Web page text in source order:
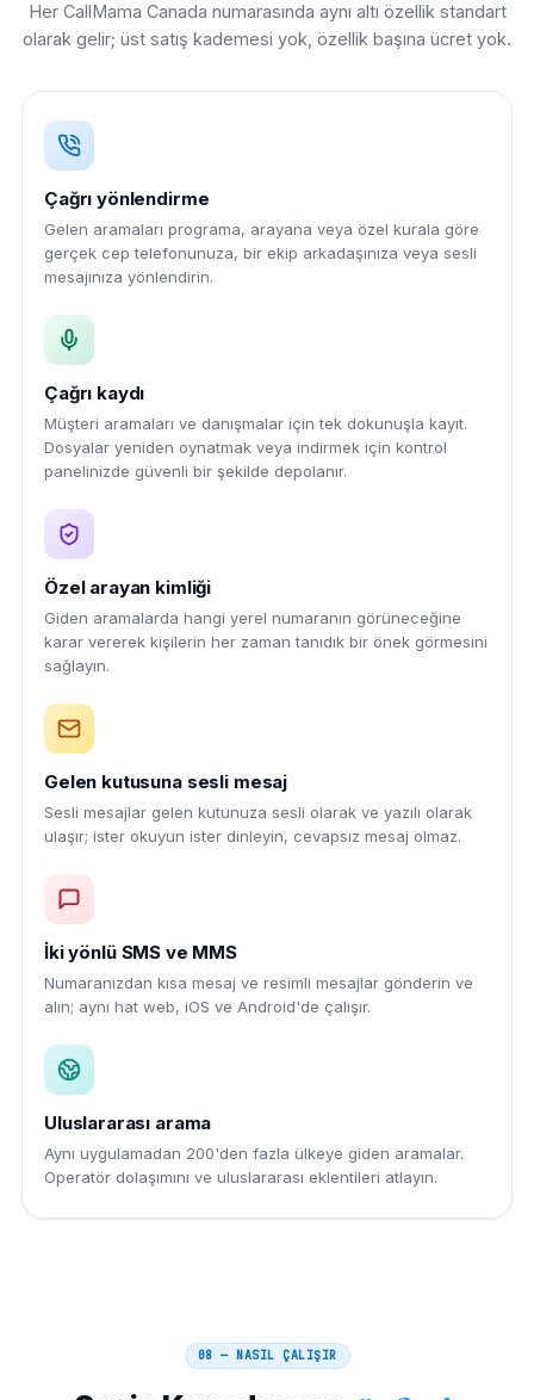
Her CallMama Canada numarasında aynı altı özellik standart
olarak gelir; üst satış kademesi yok, özellik başına ücret yok.
Çağrı yönlendirme
Gelen aramaları programa, arayana veya özel kurala göre
gerçek cep telefonunuza, bir ekip arkadaşınıza veya sesli
mesajınıza yönlendirin.
Çağrı kaydı
Müşteri aramaları ve danışmalar için tek dokunuşla kayıt.
Dosyalar yeniden oynatmak veya indirmek için kontrol
panelinizde güvenli bir şekilde depolanır.
Özel arayan kimliği
Giden aramalarda hangi yerel numaranın görüneceğine
karar vererek kişilerin her zaman tanıdık bir önek görmesini
sağlayın.
Gelen kutusuna sesli mesaj
Sesli mesajlar gelen kutunuza sesli olarak ve yazılı olarak
ulaşır; ister okuyun ister dinleyin, cevapsız mesaj olmaz.
İki yönlü SMS ve MMS
Numaranızdan kısa mesaj ve resimli mesajlar gönderin ve
alın; aynı hat web, iOS ve Android'de çalışır.
Uluslararası arama
Aynı uygulamadan 200'den fazla ülkeye giden aramalar.
Operatör dolaşımını ve uluslararası eklentileri atlayın.
08 — NASIL ÇALIŞIR